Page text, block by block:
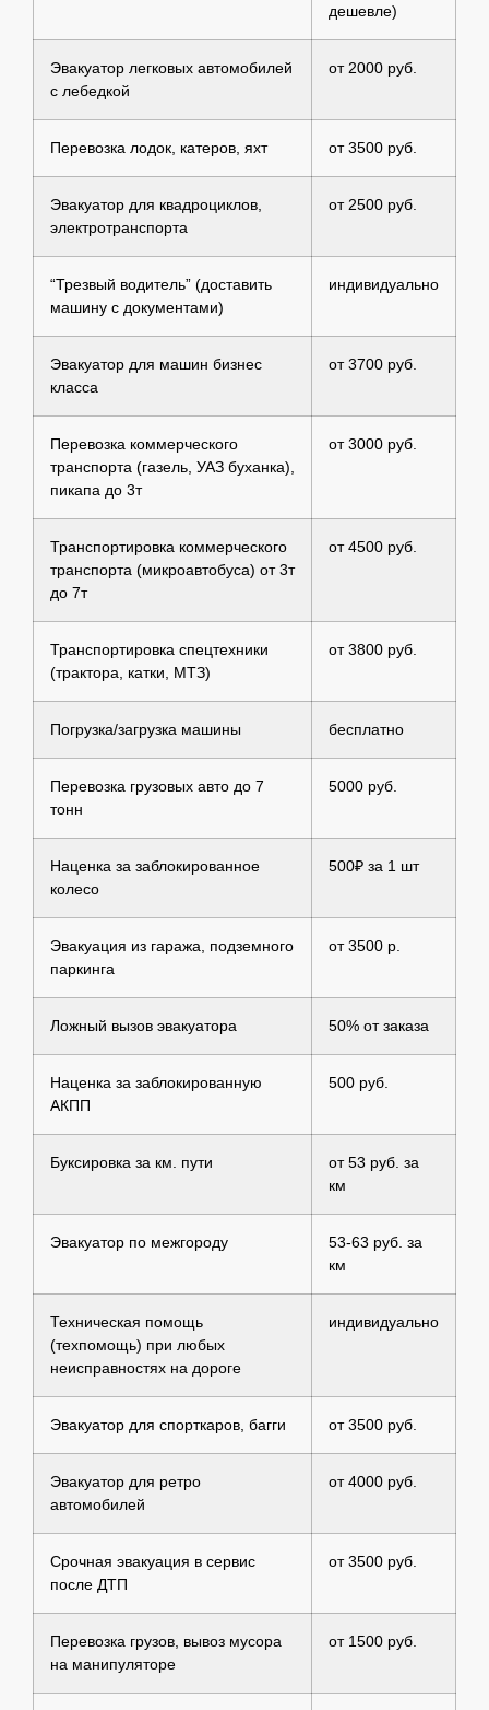
дешевле)
Эвакуатор легковых автомобилей
с лебедкой
от 2000 руб.
Перевозка лодок, катеров, яхт от 3500 руб.
Эвакуатор для квадроциклов,
электротранспорта
от 2500 руб.
“Трезвый водитель” (доставить
машину с документами)
индивидуально
Эвакуатор для машин бизнес
класса
от 3700 руб.
Перевозка коммерческого
транспорта (газель, УАЗ буханка),
пикапа до 3т
от 3000 руб.
Транспортировка коммерческого
транспорта (микроавтобуса) от 3т
до 7т
от 4500 руб.
Транспортировка спецтехники
(трактора, катки, МТЗ)
от 3800 руб.
Погрузка/загрузка машины бесплатно
Перевозка грузовых авто до 7
тонн
5000 руб.
Наценка за заблокированное
колесо
500₽ за 1 шт
Эвакуация из гаража, подземного
паркинга
от 3500 р.
Ложный вызов эвакуатора 50% от заказа
Наценка за заблокированную
АКПП
500 руб.
Буксировка за км. пути
от 53 руб. за
км
Эвакуатор по межгороду
53-63 руб. за
км
Техническая помощь
(техпомощь) при любых
неисправностях на дороге
индивидуально
Эвакуатор для спорткаров, багги от 3500 руб.
Эвакуатор для ретро
автомобилей
от 4000 руб.
Срочная эвакуация в сервис
после ДТП
от 3500 руб.
Перевозка грузов, вывоз мусора
на манипуляторе
от 1500 руб.